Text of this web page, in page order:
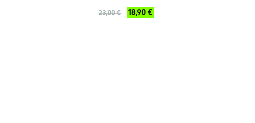
23,00 € 18,90 €